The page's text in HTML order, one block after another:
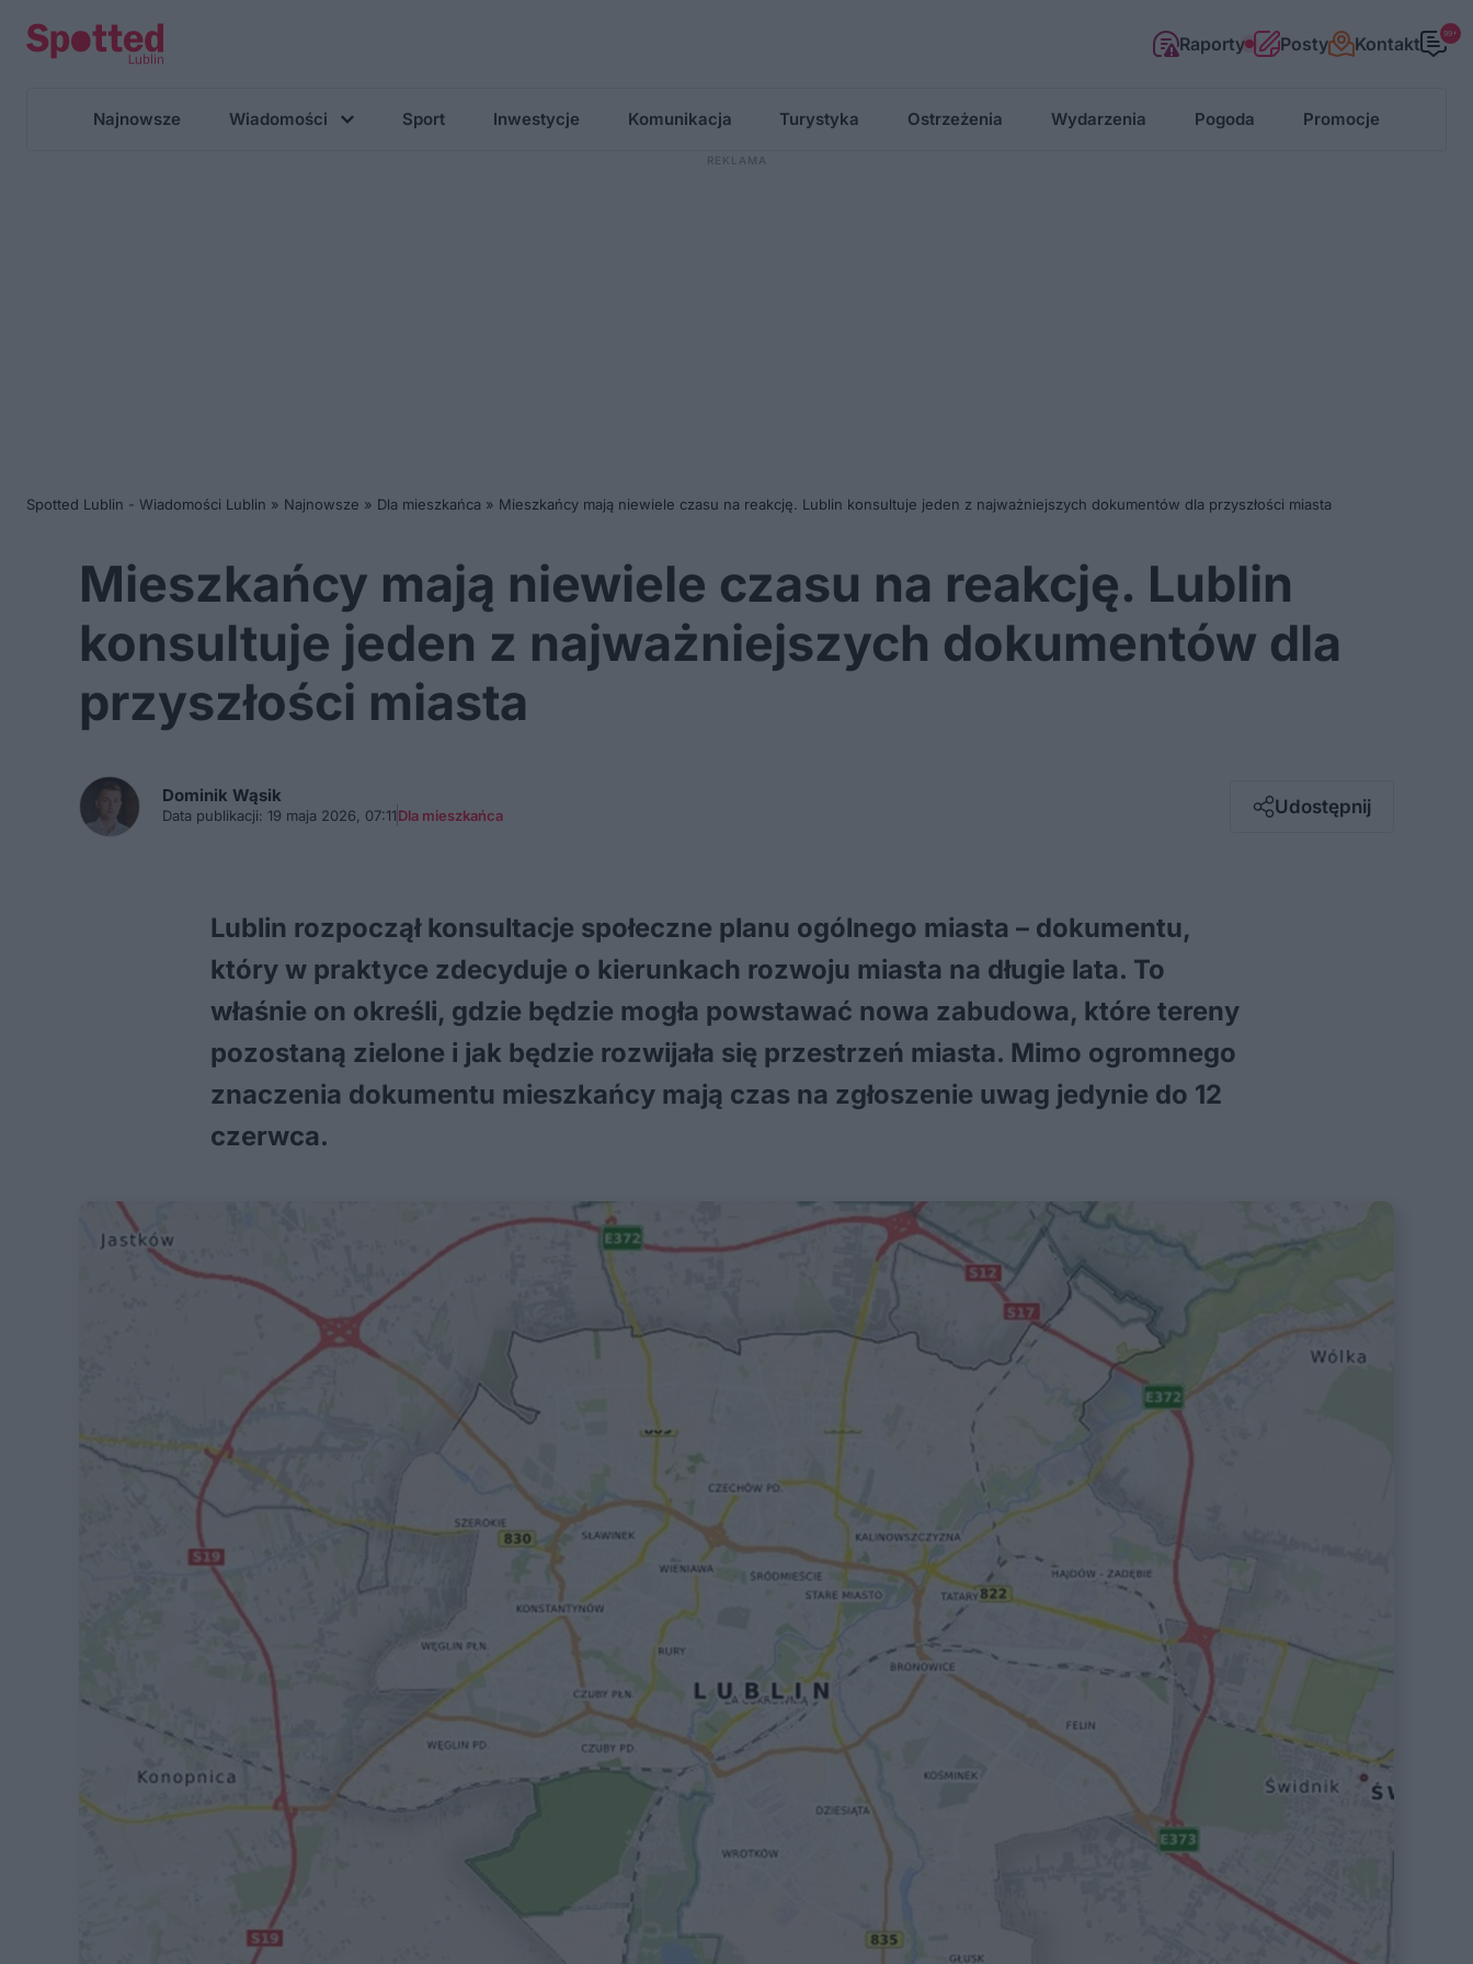
Raporty Posty Kontakt 99+
Najnowsze Wiadomości Sport Inwestycje Komunikacja Turystyka Ostrzeżenia Wydarzenia Pogoda Promocje
Spotted Lublin - Wiadomości Lublin » Najnowsze » Dla mieszkańca » Mieszkańcy mają niewiele czasu na reakcję. Lublin konsultuje jeden z najważniejszych dokumentów dla przyszłości miasta
Mieszkańcy mają niewiele czasu na reakcję. Lublin
konsultuje jeden z najważniejszych dokumentów dla
przyszłości miasta
Dominik Wąsik
Data publikacji: 19 maja 2026, 07:11Dla mieszkańca Udostępnij
Messenger
Lublin rozpoczął konsultacje społeczne planu ogólnego miasta – dokumentu,
który w praktyce zdecyduje o kierunkach rozwoju miasta na długie lata. To
właśnie on określi, gdzie będzie mogła powstawać nowa zabudowa, które tereny
pozostaną zielone i jak będzie rozwijała się przestrzeń miasta. Mimo ogromnego
znaczenia dokumentu mieszkańcy mają czas na zgłoszenie uwag jedynie do 12
czerwca.